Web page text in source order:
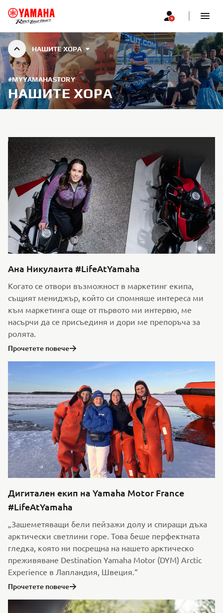
НАШИТЕ ХОРА
#MYYAMAHASTORY
НАШИТЕ ХОРА
Ана Никулаита #LifeAtYamaha
Когато се отвори възможност в маркетинг екипа,
същият мениджър, който си спомняше интереса ми
към маркетинга още от първото ми интервю, ме
насърчи да се присъединя и дори ме препоръча за
ролята.
Прочетете повече
Дигитален екип на Yamaha Motor France
#LifeAtYamaha
„Зашеметяващи бели пейзажи долу и спиращи дъха
арктически светлини горе. Това беше перфектната
гледка, която ни посрещна на нашето арктическо
преживяване Destination Yamaha Motor (DYM) Arctic
Experience в Лапландия, Швеция.“
Прочетете повече